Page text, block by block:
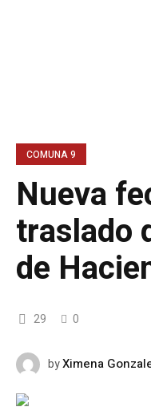
COMUNA 9
Nueva
traslado
de
29 0
byXimena